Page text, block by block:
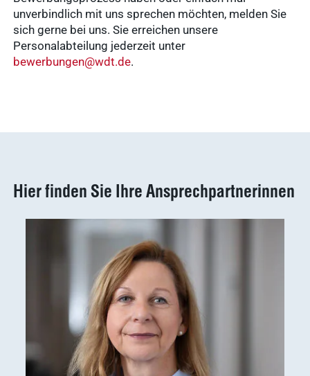
Service
Tierarztbedarf
Ergebnisse
vitofyllin
Schnellzugriff
Service &
Kontakt
WDT-Marktplatz
unverbindlich mit uns sprechen möchten, melden Sie
sich gerne bei uns. Sie erreichen unsere
Personalabteilung jederzeit unter
bewerbungen@wdt.de.
Hier finden Sie Ihre Ansprechpartnerinnen